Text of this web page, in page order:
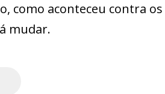
como aconteceu contra os
mudar.